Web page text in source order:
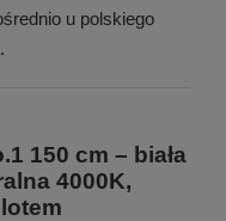
u polskiego
150 cm – biała
4000K,